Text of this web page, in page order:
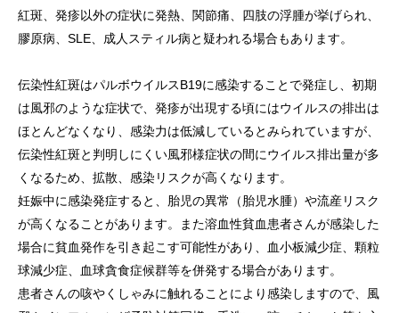
紅斑、発疹以外の症状に発熱、関節痛、四肢の浮腫が挙げられ、
膠原病、SLE、成人スティル病と疑われる場合もあります。
伝染性紅斑はパルボウイルスB19に感染することで発症し、初期
は風邪のような症状で、発疹が出現する頃にはウイルスの排出は
ほとんどなくなり、感染力は低減しているとみられていますが、
伝染性紅斑と判明しにくい風邪様症状の間にウイルス排出量が多
くなるため、拡散、感染リスクが高くなります。
妊娠中に感染発症すると、胎児の異常（胎児水腫）や流産リスク
が高くなることがあります。また溶血性貧血患者さんが感染した
場合に貧血発作を引き起こす可能性があり、血小板減少症、顆粒
球減少症、血球貪食症候群等を併発する場合があります。
患者さんの咳やくしゃみに触れることにより感染しますので、風